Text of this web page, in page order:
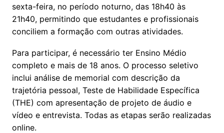
sexta-feira, no período noturno, das 18h40 às
21h40, permitindo que estudantes e profissionais
conciliem a formação com outras atividades.
Para participar, é necessário ter Ensino Médio
completo e mais de 18 anos. O processo seletivo
inclui análise de memorial com descrição da
trajetória pessoal, Teste de Habilidade Específica
(THE) com apresentação de projeto de áudio e
vídeo e entrevista. Todas as etapas serão realizadas
online.